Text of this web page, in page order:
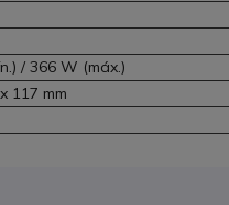
/ 366 W (máx.)
117 mm